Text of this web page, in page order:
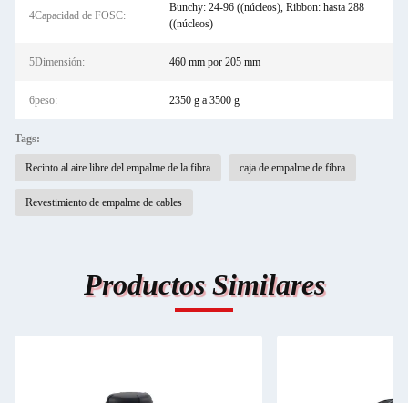
4Capacidad de FOSC:
Bunchy: 24-96 ((núcleos), Ribbon: hasta 288
((núcleos)
5Dimensión: 460 mm por 205 mm
6peso: 2350 g a 3500 g
Tags:
Recinto al aire libre del empalme de la fibra caja de empalme de fibra
Revestimiento de empalme de cables
Productos Similares